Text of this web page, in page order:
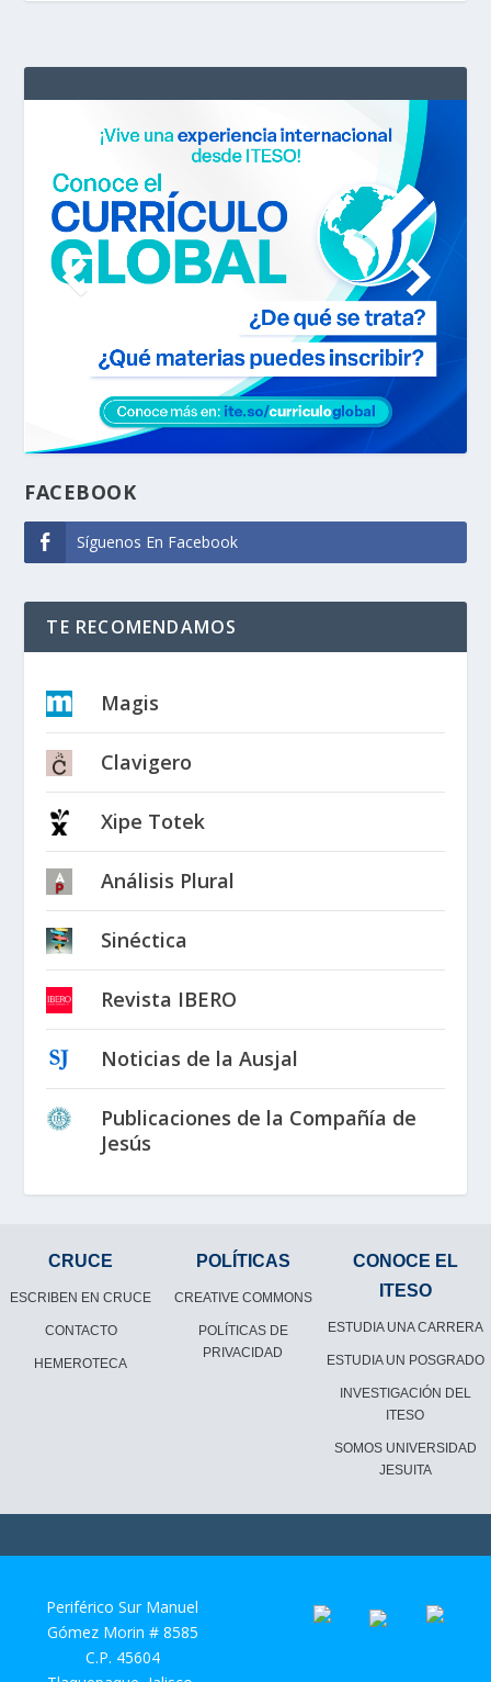
FACEBOOK
Síguenos En Facebook
TE RECOMENDAMOS
Magis
Clavigero
Xipe Totek
Análisis Plural
Sinéctica
Revista IBERO
Noticias de la Ausjal
Publicaciones de la Compañía de
Jesús
CRUCE
ESCRIBEN EN CRUCE
CONTACTO
HEMEROTECA
POLÍTICAS
CREATIVE COMMONS
POLÍTICAS DE
PRIVACIDAD
CONOCE EL
ITESO
ESTUDIA UNA CARRERA
ESTUDIA UN POSGRADO
INVESTIGACIÓN DEL
ITESO
SOMOS UNIVERSIDAD
JESUITA
Periférico Sur Manuel
Gómez Morin # 8585
C.P. 45604